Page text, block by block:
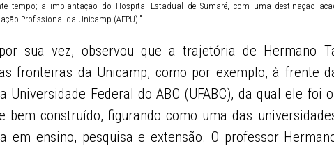
tempo; a implantação do Hospital Estadual de Sumaré, com uma destinação
Profissional da Unicamp (AFPU)."
sua vez, observou que a trajetória de Hermano
fronteiras da Unicamp, como por exemplo, à frente
Universidade Federal do ABC (UFABC), da qual ele foi
bem construído, figurando como uma das
em ensino, pesquisa e extensão. O professor